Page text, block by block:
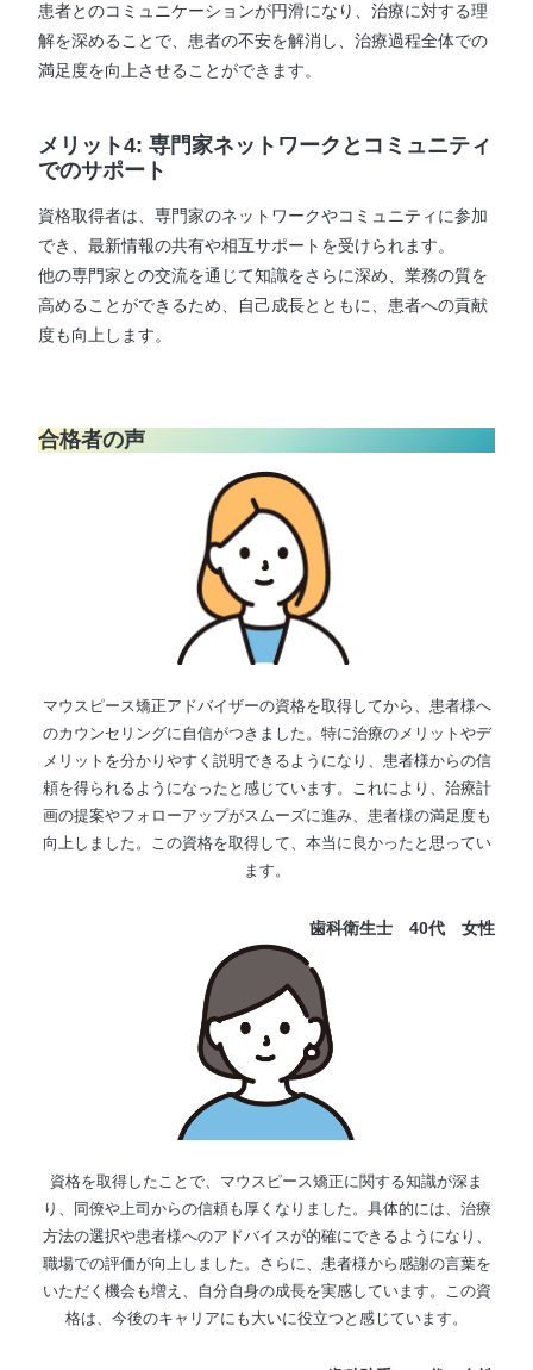
患者とのコミュニケーションが円滑になり、治療に対する理
解を深めることで、患者の不安を解消し、治療過程全体での
満足度を向上させることができます。
メリット4: 専門家ネットワークとコミュニティ
でのサポート
資格取得者は、専門家のネットワークやコミュニティに参加
でき、最新情報の共有や相互サポートを受けられます。
他の専門家との交流を通じて知識をさらに深め、業務の質を
高めることができるため、自己成長とともに、患者への貢献
度も向上します。
合格者の声
マウスピース矯正アドバイザーの資格を取得してから、患者様へ
のカウンセリングに自信がつきました。特に治療のメリットやデ
メリットを分かりやすく説明できるようになり、患者様からの信
頼を得られるようになったと感じています。これにより、治療計
画の提案やフォローアップがスムーズに進み、患者様の満足度も
向上しました。この資格を取得して、本当に良かったと思ってい
ます。
歯科衛生士 40代 女性
資格を取得したことで、マウスピース矯正に関する知識が深ま
り、同僚や上司からの信頼も厚くなりました。具体的には、治療
方法の選択や患者様へのアドバイスが的確にできるようになり、
職場での評価が向上しました。さらに、患者様から感謝の言葉を
いただく機会も増え、自分自身の成長を実感しています。この資
格は、今後のキャリアにも大いに役立つと感じています。